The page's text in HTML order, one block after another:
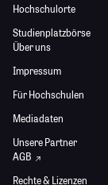
Hochschulorte
Studienplatzbörse
Über uns
Impressum
Für Hochschulen
Mediadaten
Unsere Partner
AGB
Rechte & Lizenzen